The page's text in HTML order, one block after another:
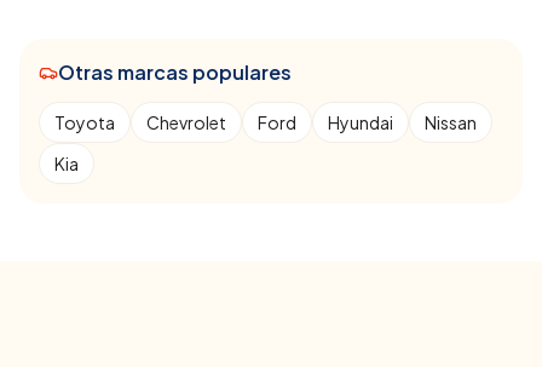
Otras marcas populares
Toyota Chevrolet Ford Hyundai
Nissan
Kia